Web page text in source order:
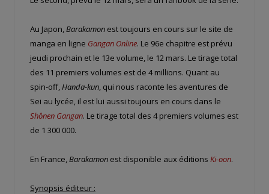
Au Japon,Barakamon est toujours en cours sur le site de
manga en ligne Gangan Online. Le 96e chapitre est prévu
jeudi prochain et le 13e volume, le 12 mars. Le tirage total
des 11 premiers volumes est de 4 millions. Quant au
spin-off,Handa-kun, qui nous raconte les aventures de
Sei au lycée, il est lui aussi toujours en cours dans le
Shônen Gangan. Le tirage total des 4 premiers volumes est
de 1 300 000.
En France,Barakamon est disponible aux éditions Ki-oon.
Synopsis éditeur :